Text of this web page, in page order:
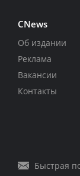
CNews
Об издании
Реклама
Вакансии
Контакты
Быстрая